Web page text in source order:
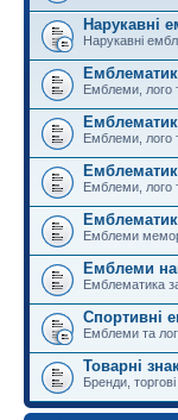
Нарукавні
Нарукавні
Емблеми, лого
Емблеми, лого
Емблеми, лого
Емблеми
Емблеми
Емблематика
Спортивні
Емблеми та
Товарні
Бренди,